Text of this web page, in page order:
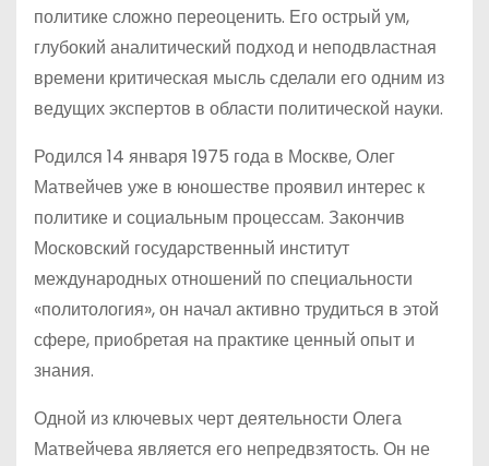
политике сложно переоценить. Его острый ум,
глубокий аналитический подход и неподвластная
времени критическая мысль сделали его одним из
ведущих экспертов в области политической науки.
Родился 14 января 1975 года в Москве, Олег
Матвейчев уже в юношестве проявил интерес к
политике и социальным процессам. Закончив
Московский государственный институт
международных отношений по специальности
«политология», он начал активно трудиться в этой
сфере, приобретая на практике ценный опыт и
знания.
Одной из ключевых черт деятельности Олега
Матвейчева является его непредвзятость. Он не